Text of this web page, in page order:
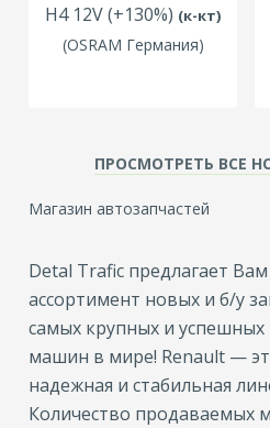
H4 12V (+130%) (к-кт)
(OSRAM Германия)
ПРОСМОТРЕТЬ ВСЕ
Магазин автозапчастей
Detal Trafic предлагает
ассортимент новых и б/у
самых крупных и
машин в мире! Renault —
надежная и стабильная
Количество продаваемых